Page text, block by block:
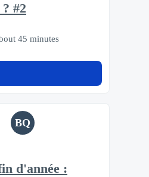
#2
45 minutes
BQ
d'année :